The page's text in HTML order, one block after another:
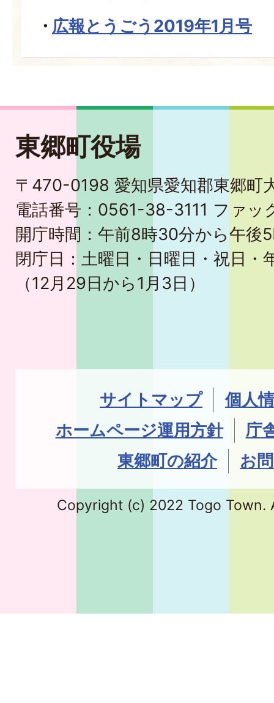
広報とうごう2019年1月号
東郷町役場
〒470-0198 愛知県愛知郡東郷町
電話番号：0561-38-3111 ファ
開庁時間：午前8時30分から午後
閉庁日：土曜日・日曜日・祝日・
（12月29日から1月3日）
サイトマップ
個人
ホームページ運用方針
庁
東郷町の紹介
お
Copyright (c) 2022 Togo Town.